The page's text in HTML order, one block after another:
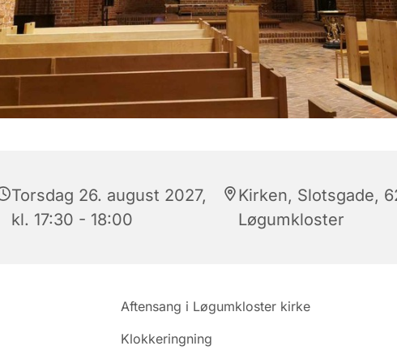
Torsdag 26. august 2027,
kl. 17:30 - 18:00
Kirken, Slotsgade,
Løgumkloster
Aftensang i Løgumkloster kirke
Klokkeringning